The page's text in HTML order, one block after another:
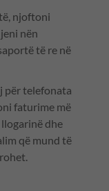
njoftoni
nën
të re në
për telefonata
faturime më
dhe
që mund të